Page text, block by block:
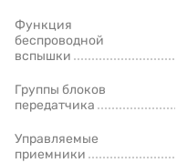
Функция
беспроводной
вспышки
Группы блоков
передатчика
Управляемые
приемники